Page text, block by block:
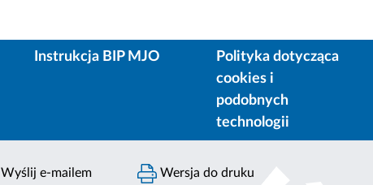
Instrukcja BIP MJO
Polityka dotycząca
cookies i
podobnych
technologii
Wyślij e-mailem Wersja do druku